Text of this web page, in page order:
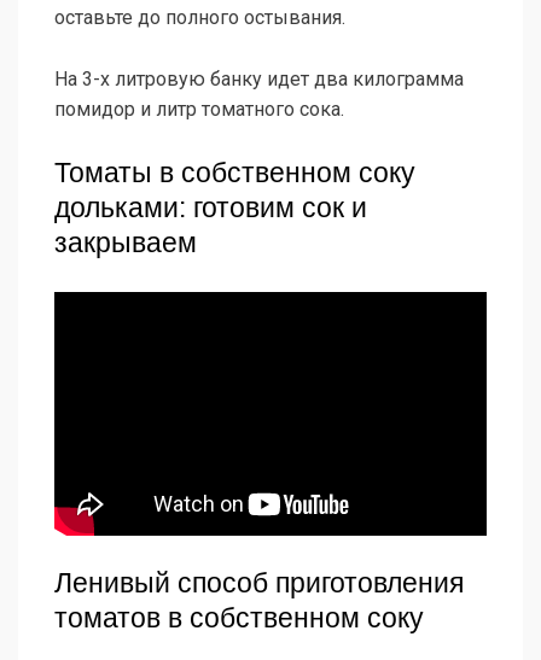
оставьте до полного остывания.
На 3-х литровую банку идет два килограмма
помидор и литр томатного сока.
Томаты в собственном соку
дольками: готовим сок и
закрываем
Ленивый способ приготовления
томатов в собственном соку